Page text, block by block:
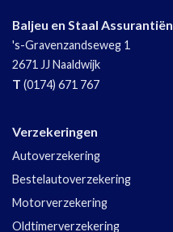
Baljeu en Staal Assurantiën
's-Gravenzandseweg 1
2671 JJ Naaldwijk
T (0174) 671 767
Verzekeringen
Autoverzekering
Bestelautoverzekering
Motorverzekering
Oldtimerverzekering